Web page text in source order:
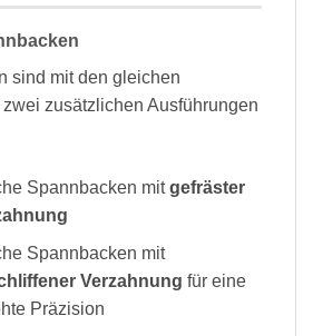
sind mit den gleichen
zusätzlichen Ausführungen
Spannbacken mitgefräster
Spannbacken mit
Verzahnung für eine
Präzision